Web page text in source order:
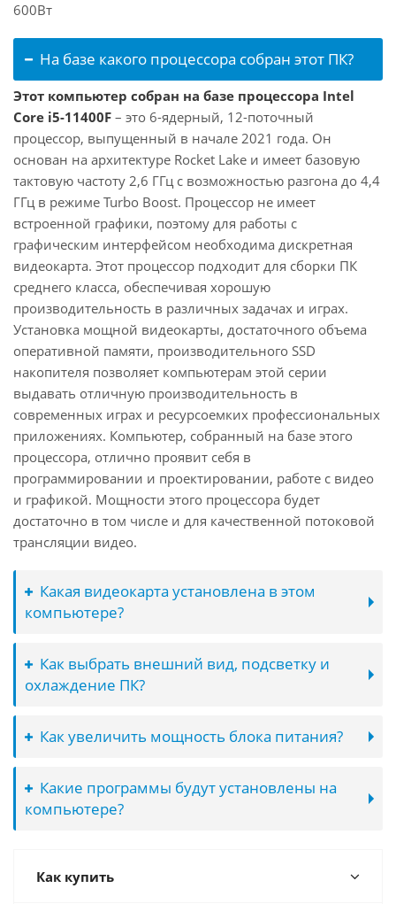
600Вт
На базе какого процессора собран этот ПК?
Этот компьютер собран на базе процессора Intel
Core i5-11400F – это 6-ядерный, 12-поточный
процессор, выпущенный в начале 2021 года. Он
основан на архитектуре Rocket Lake и имеет базовую
тактовую частоту 2,6 ГГц с возможностью разгона до 4,4
ГГц в режиме Turbo Boost. Процессор не имеет
встроенной графики, поэтому для работы с
графическим интерфейсом необходима дискретная
видеокарта. Этот процессор подходит для сборки ПК
среднего класса, обеспечивая хорошую
производительность в различных задачах и играх.
Установка мощной видеокарты, достаточного объема
оперативной памяти, производительного SSD
накопителя позволяет компьютерам этой серии
выдавать отличную производительность в
современных играх и ресурсоемких профессиональных
приложениях. Компьютер, собранный на базе этого
процессора, отлично проявит себя в
программировании и проектировании, работе с видео
и графикой. Мощности этого процессора будет
достаточно в том числе и для качественной потоковой
трансляции видео.
Какая видеокарта установлена в этом
компьютере?
Как выбрать внешний вид, подсветку и
охлаждение ПК?
Как увеличить мощность блока питания?
Какие программы будут установлены на
компьютере?
Как купить